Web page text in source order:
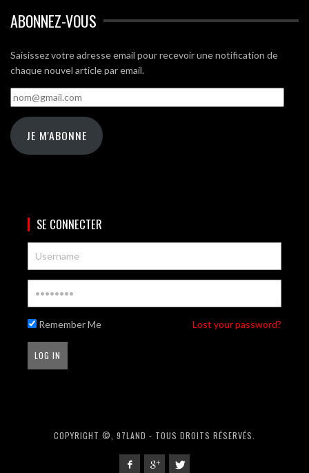
ABONNEZ-VOUS
Saisissez votre adresse email pour recevoir une notification de
chaque nouvel article par email.
nom@gmail.com
JE M'ABONNE
SE CONNECTER
Remember Me Lost your password?
COPYRIGHT ©, 97LAND - TOUS DROITS RÉSERVÉS.